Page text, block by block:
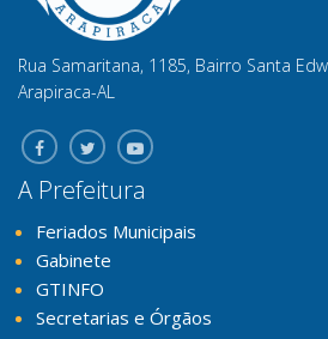
Rua Samaritana, 1185, Bairro Santa
Arapiraca-AL
A Prefeitura
Feriados Municipais
Gabinete
GTINFO
Secretarias e Órgãos